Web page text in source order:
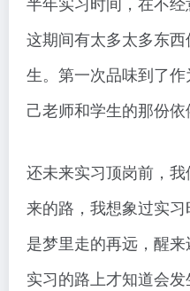
这期间有太多太多东
生。第一次品味到了
己老师和学生的那份依
还未来实习顶岗前，
来的路，我想象过实
是梦里走的再远，醒
实习的路上才知道会